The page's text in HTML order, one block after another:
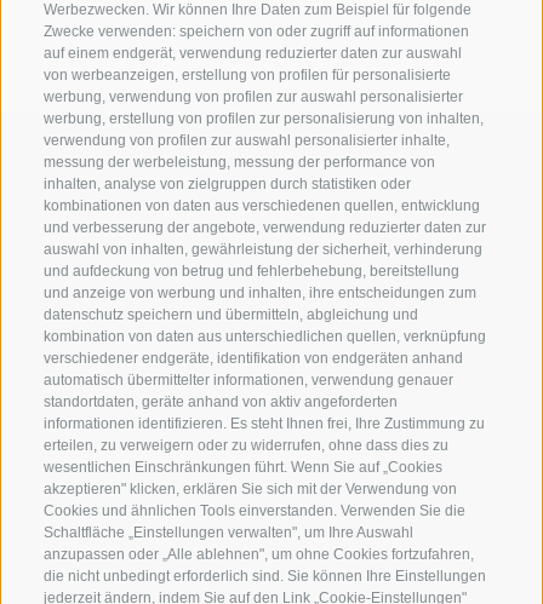
Werbezwecken. Wir können Ihre Daten zum Beispiel für folgende
Zwecke verwenden: speichern von oder zugriff auf informationen
auf einem endgerät, verwendung reduzierter daten zur auswahl
von werbeanzeigen, erstellung von profilen für personalisierte
werbung, verwendung von profilen zur auswahl personalisierter
werbung, erstellung von profilen zur personalisierung von inhalten,
verwendung von profilen zur auswahl personalisierter inhalte,
messung der werbeleistung, messung der performance von
inhalten, analyse von zielgruppen durch statistiken oder
kombinationen von daten aus verschiedenen quellen, entwicklung
und verbesserung der angebote, verwendung reduzierter daten zur
auswahl von inhalten, gewährleistung der sicherheit, verhinderung
und aufdeckung von betrug und fehlerbehebung, bereitstellung
und anzeige von werbung und inhalten, ihre entscheidungen zum
datenschutz speichern und übermitteln, abgleichung und
kombination von daten aus unterschiedlichen quellen, verknüpfung
verschiedener endgeräte, identifikation von endgeräten anhand
automatisch übermittelter informationen, verwendung genauer
standortdaten, geräte anhand von aktiv angeforderten
informationen identifizieren. Es steht Ihnen frei, Ihre Zustimmung zu
erteilen, zu verweigern oder zu widerrufen, ohne dass dies zu
wesentlichen Einschränkungen führt. Wenn Sie auf „Cookies
akzeptieren" klicken, erklären Sie sich mit der Verwendung von
Cookies und ähnlichen Tools einverstanden. Verwenden Sie die
Schaltfläche „Einstellungen verwalten", um Ihre Auswahl
anzupassen oder „Alle ablehnen", um ohne Cookies fortzufahren,
die nicht unbedingt erforderlich sind. Sie können Ihre Einstellungen
jederzeit ändern, indem Sie auf den Link „Cookie-Einstellungen"
*= Pflichtfelder
Casa Fellin Stuefer Gmbh
Neustadt Nr. 45
I-39049 Sterzing (BZ)
IT02731040214
Tel.:+39 0472 310 466
info@casafellin.com
Impressum